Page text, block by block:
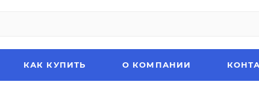
КАК КУПИТЬ О КОМПАНИИ